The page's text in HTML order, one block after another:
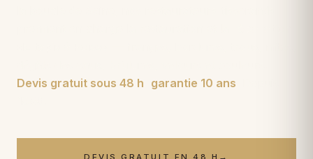
Devis gratuit sous 48 h garantie 10 ans
DEVIS GRATUIT EN 48 H →